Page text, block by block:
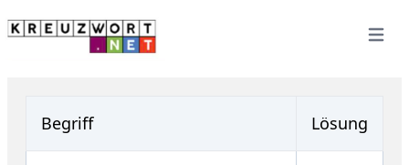
Open
Begriff Lösung